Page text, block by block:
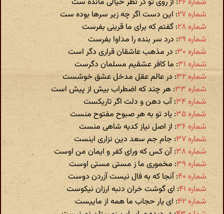
شماره ۲۷
: این دست اگر چه زیر سرها بوده ست
شماره ۲۸
: گفتم که برای ما قرینی بفرست
شماره ۲۹
: درد سر بنده را مداوا بفرست
شماره ۳۰
: در مذهب عاشقان قراری دگر است
شماره ۳۱
: ما کافر عشقیم مسلمان دگرست
شماره ۳۲
: در عالم عقل مدخل عشق خوشست
شماره ۳۳
: هر چند که اضطراب بیش از پیش است
شماره ۳۴
: آب دهن و دلت اگر تاریکست
شماره ۳۵
: یاد تو به هر صبوح مفتوح منست
شماره ۳۶
: از اصل نیاز کدیه شاهی منست
شماره ۳۷
: جام جم سعد دین نزاری اینست
شماره ۳۸
: آن کس که ورای کفر و ایمان من اوست
شماره ۳۹
: مخموری ما ز مستی مستی اوست
شماره ۴۰
: آنجا که به فال نیست آزردن دوست
شماره ۴۱
: ای گوشت خران دنبه ارزان نیکوست
شماره ۴۲
: ای یار حجاب ما همه از ماییست